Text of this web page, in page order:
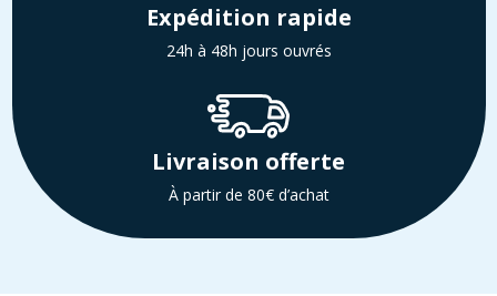
Expédition rapide
24h à 48h jours ouvrés
Livraison offerte
À partir de 80€ d’achat